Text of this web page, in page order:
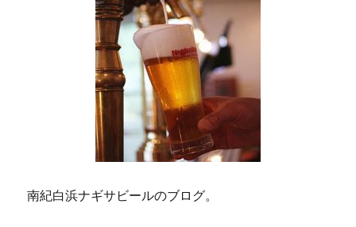
南紀白浜ナギサビールのブログ。